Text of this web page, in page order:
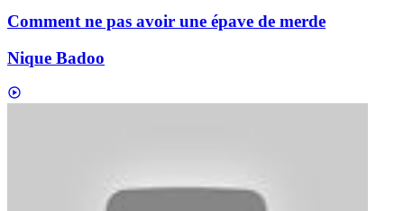
Comment ne pas avoir une épave de merde
Nique Badoo